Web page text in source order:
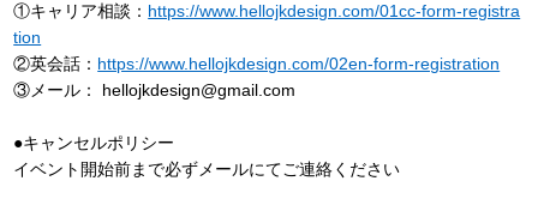
①キャリア相談： https://www.hellojkdesign.com/01cc-form-registra
tion
②英会話： https://www.hellojkdesign.com/02en-form-registration
③メール： hellojkdesign@gmail.com
●キャンセルポリシー
イベント開始前まで必ずメールにてご連絡ください